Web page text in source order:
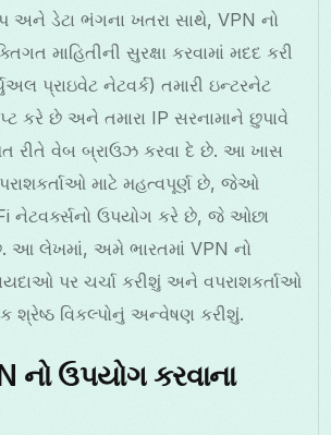
અને ડેટા ભંગના ખતરા સાથે, VPN નો
માહિતીની સુરક્ષા કરવામાં મદદ કરી
પ્રાઇવેટ નેટવર્ક) તમારી ઇન્ટરનેટ
કરે છે અને તમારા IP સરનામાને છુપાવે
રીતે વેબ બ્રાઉઝ કરવા દે છે. આ ખાસ
માટે મહત્વપૂર્ણ છે, જેઓ
Fi નેટવર્ક્સનો ઉપયોગ કરે છે, જે ઓછા
આ લેખમાં, અમે ભારતમાં VPN નો
પર ચર્ચા કરીશું અને વપરાશકર્તાઓ
શ્રેષ્ઠ વિકલ્પોનું અન્વેષણ કરીશું.
નો ઉપયોગ કરવાના